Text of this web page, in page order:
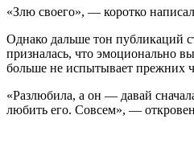
«Злю своего», — коротко
Однако дальше тон публикаций
призналась, что эмоционально
больше не испытывает прежних
«Разлюбила, а он — давай
любить его. Совсем», —